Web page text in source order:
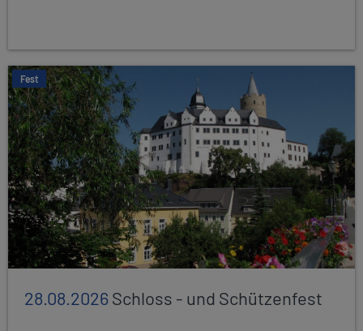
Fest
28.08.2026Schloss - und Schützenfest